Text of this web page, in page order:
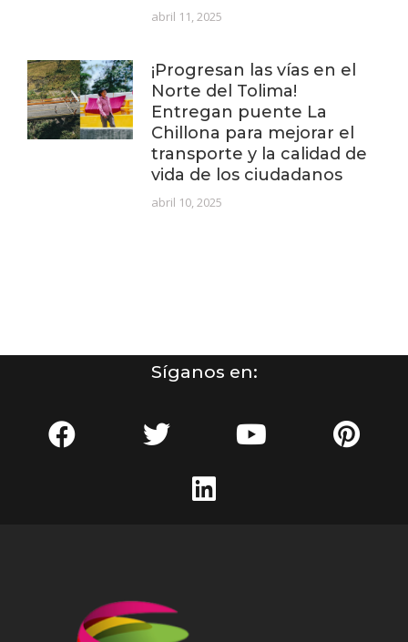
abril 11, 2025
¡Progresan las vías en el
Norte del Tolima!
Entregan puente La
Chillona para mejorar el
transporte y la calidad de
vida de los ciudadanos
abril 10, 2025
Síganos en: